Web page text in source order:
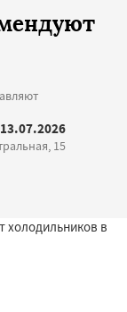
15
холодильников в